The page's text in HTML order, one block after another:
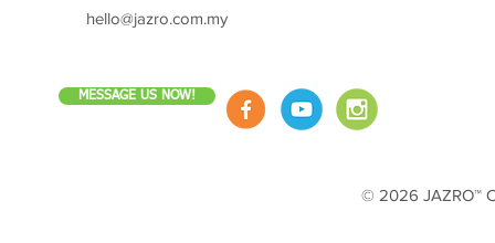
hello@jazro.com.my
MESSAGE US NOW!
© 2026 JAZRO™